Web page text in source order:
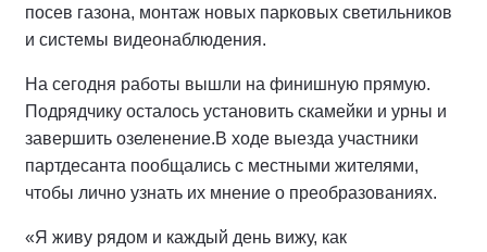
посев газона, монтаж новых парковых светильников
и системы видеонаблюдения.
На сегодня работы вышли на финишную прямую.
Подрядчику осталось установить скамейки и урны и
завершить озеленение.В ходе выезда участники
партдесанта пообщались с местными жителями,
чтобы лично узнать их мнение о преобразованиях.
«Я живу рядом и каждый день вижу, как